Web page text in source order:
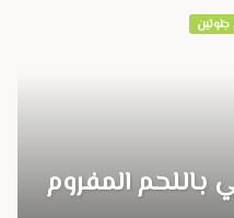
المفروم